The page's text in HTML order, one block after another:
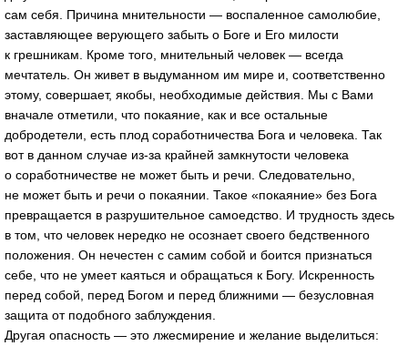
сам себя. Причина мнительности — воспаленное самолюбие,
заставляющее верующего забыть о Боге и Его милости
к грешникам. Кроме того, мнительный человек — всегда
мечтатель. Он живет в выдуманном им мире и, соответственно
этому, совершает, якобы, необходимые действия. Мы с Вами
вначале отметили, что покаяние, как и все остальные
добродетели, есть плод соработничества Бога и человека. Так
вот в данном случае из-за крайней замкнутости человека
о соработничестве не может быть и речи. Следовательно,
не может быть и речи о покаянии. Такое «покаяние» без Бога
превращается в разрушительное самоедство. И трудность здесь
в том, что человек нередко не осознает своего бедственного
положения. Он нечестен с самим собой и боится признаться
себе, что не умеет каяться и обращаться к Богу. Искренность
перед собой, перед Богом и перед ближними — безусловная
защита от подобного заблуждения.
Другая опасность — это лжесмирение и желание выделиться: